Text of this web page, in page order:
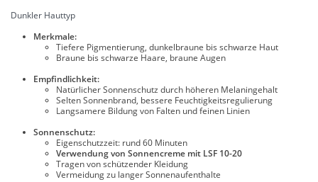
Dunkler Hauttyp
Merkmale:
Tiefere Pigmentierung, dunkelbraune bis schwarze Haut
Braune bis schwarze Haare, braune Augen
Empfindlichkeit:
Natürlicher Sonnenschutz durch höheren Melaningehalt
Selten Sonnenbrand, bessere Feuchtigkeitsregulierung
Langsamere Bildung von Falten und feinen Linien
Sonnenschutz:
Eigenschutzzeit: rund 60 Minuten
Verwendung von Sonnencreme mit LSF 10-20
Tragen von schützender Kleidung
Vermeidung zu langer Sonnenaufenthalte